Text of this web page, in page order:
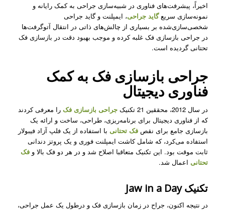
اخیراً، پیشرفت‌های فناوری در شبیه‌سازی جراحی به کمک رایانه و
نمونه‌سازی سریعگاید جراحی، ایمپلنت‌ و گاید جراحی‌
شخصی‌سازی‌شده بر بسیاری از چالش‌های ذاتی در انتقال آتوگرفت‌ها
در جراحی بازسازی فک غلبه کرده و موجب بهبود دقت در بازسازی فک
تحتانی گردیده است.
جراحی بازسازی فک به کمک
فناوری دیجیتال
در سال 2012، محققین 21 تکنیک جراحی بازسازی فکرا معرفی کردند
که از فناوری دیجیتال برای برنامه‌ریزی، طراحی، ساخت و ارائه یک
بازسازی جامع برای نقص فک تحتانیبا استفاده از یک فلپ آزاد فیبولار
استفاده می‌کرد، که شامل کاشت ایمپلنت فوری و یک پروتز دندانی
ثابت موقت بود. این تکنیک متعاقبا اصلاح شد و در هر دو فک بالا و فک
تحتانیاعمال شد.
تکنیک Jaw in a Day
در نتیجه اکنون، جراح در زمان بازسازی فک و درطول یک عمل جراحی،